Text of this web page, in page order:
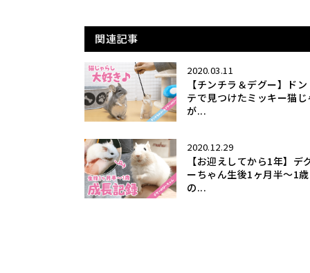
関連記事
2020.03.11
【チンチラ＆デグー】ド
テで見つけたミッキー猫じ
が...
2020.12.29
【お迎えしてから1年】デ
ーちゃん生後1ヶ月半～1
の...